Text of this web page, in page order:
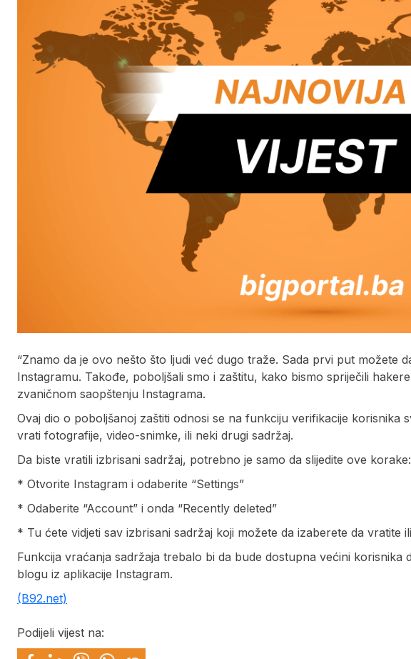
“Znamo da je ovo nešto što ljudi već dugo traže. Sada prvi put možete
Instagramu. Takođe, poboljšali smo i zaštitu, kako bismo spriječili
zvaničnom saopštenju Instagrama.
Ovaj dio o poboljšanoj zaštiti odnosi se na funkciju verifikacije korisnika
vrati fotografije, video-snimke, ili neki drugi sadržaj.
Da biste vratili izbrisani sadržaj, potrebno je samo da slijedite ove korake:
* Otvorite Instagram i odaberite “Settings”
* Odaberite “Account” i onda “Recently deleted”
* Tu ćete vidjeti sav izbrisani sadržaj koji možete da izaberete da vratite
Funkcija vraćanja sadržaja trebalo bi da bude dostupna većini korisnika
blogu iz aplikacije Instagram.
(B92.net)
Podijeli vijest na: